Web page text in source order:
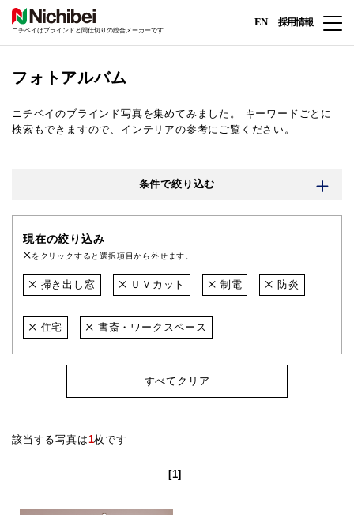
ニチベイはブラインドと間仕切りの総合メーカーです
EN 採用情報
フォトアルバム
ニチベイのブラインド写真を集めてみました。
キーワードごとに
検索もできますので、インテリアの参考にご覧ください。
条件で絞り込む
現在の絞り込み
をクリックすると選択項目から外せます。
掃き出し窓 ＵＶカット 制電 防炎
住宅 書斎・ワークスペース
すべてクリア
該当する写真は1枚です
[1]